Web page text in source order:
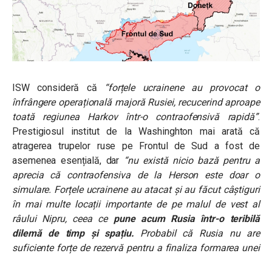
ISW consideră că
“forțele ucrainene au provocat o
înfrângere operațională majoră Rusiei, recucerind aproape
toată regiunea Harkov într-o contraofensivă rapidă”.
Prestigiosul institut de la Washinghton mai arată că
atragerea trupelor ruse pe Frontul de Sud a fost de
asemenea esențială, dar “nu există nicio bază pentru a
aprecia că contraofensiva de la Herson este doar o
simulare. Forțele ucrainene au atacat și au făcut câștiguri
în mai multe locații importante de pe malul de vest al
râului Nipru, ceea ce pune acum Rusia într-o teribilă
dilemă de timp și spațiu. Probabil că Rusia nu are
suficiente forțe de rezervă pentru a finaliza formarea unei